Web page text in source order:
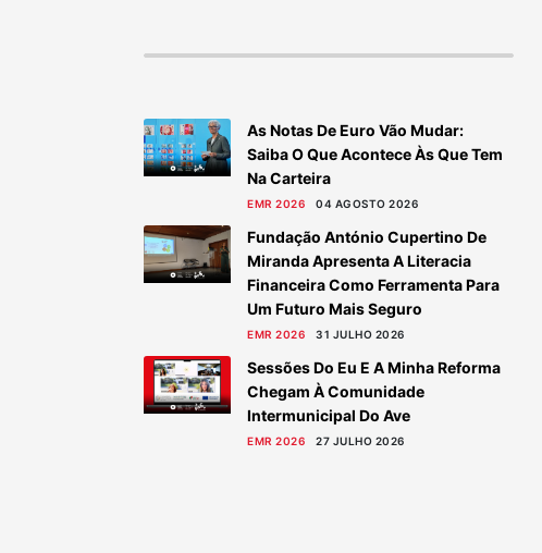
As Notas De Euro Vão Mudar:
Saiba O Que Acontece Às Que Tem
Na Carteira
EMR 2026 04 AGOSTO 2026
Fundação António Cupertino De
Miranda Apresenta A Literacia
Financeira Como Ferramenta Para
Um Futuro Mais Seguro
EMR 2026 31 JULHO 2026
Sessões Do Eu E A Minha Reforma
Chegam À Comunidade
Intermunicipal Do Ave
EMR 2026 27 JULHO 2026